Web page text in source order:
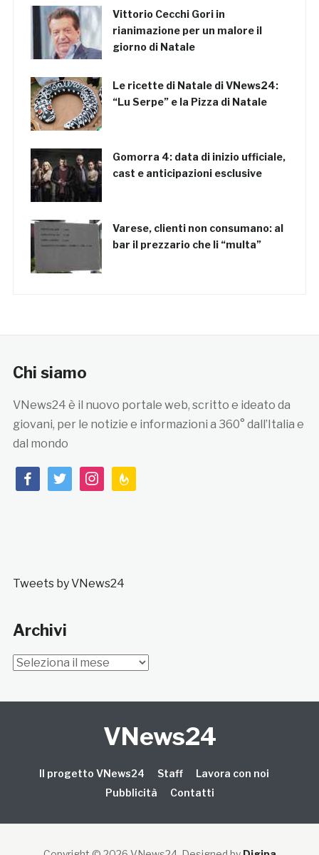
Vittorio Cecchi Gori in
rianimazione per un malore il
giorno di Natale
Le ricette di Natale di VNews24:
“Lu Serpe” e la Pizza di Natale
Gomorra 4: data di inizio ufficiale,
cast e anticipazioni esclusive
Varese, clienti non consumano: al
bar il prezzario che li “multa”
Chi siamo
VNews24 è il nuovo portale web, scritto e ideato da
giovani, per le notizie e informazioni a 360° dall’Italia e
dal mondo
facebooktwitterinstagramfeedburner
Tweets by VNews24
Archivi
Archivi
VNews24
Il progetto VNews24 Staff
Lavora con noi
Pubblicità
Contatti